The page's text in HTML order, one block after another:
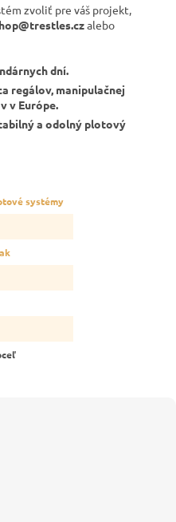
zvoliť pre váš projekt,
alebo
dní.
regálov, manipulačnej
v Európe.
a odolný plotový
systémy